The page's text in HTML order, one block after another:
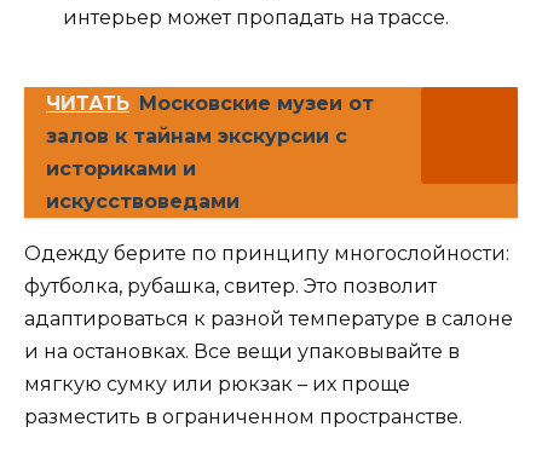
интерьер может пропадать на трассе.
ЧИТАТЬ Московские музеи от
залов к тайнам экскурсии с
историками и
искусствоведами
Одежду берите по принципу многослойности:
футболка, рубашка, свитер. Это позволит
адаптироваться к разной температуре в салоне
и на остановках. Все вещи упаковывайте в
мягкую сумку или рюкзак – их проще
разместить в ограниченном пространстве.